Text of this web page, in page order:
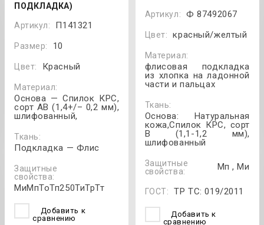
ПОДКЛАДКА)
Артикул: П141321
Размер: 10
Цвет: Красный
Материал:
Основа — Спилок КРС,
сорт АВ (1,4+/– 0,2 мм),
шлифованный,
Ткань:
Подкладка — Флис
Защитные
свойства:
МиМпТоТп250ТиТрТт
Добавить к
сравнению
Артикул: Ф 87492067
Цвет: красный/желтый
Материал:
флисовая подкладка
из хлопка на ладонной
части и пальцах
Ткань:
Основа: Натуральная
кожа,Спилок КРС, сорт
В (1,1-1,2 мм),
шлифованный
Защитные
свойства:
Мп , Ми
ГОСТ: ТР ТС: 019/2011
Добавить к
сравнению